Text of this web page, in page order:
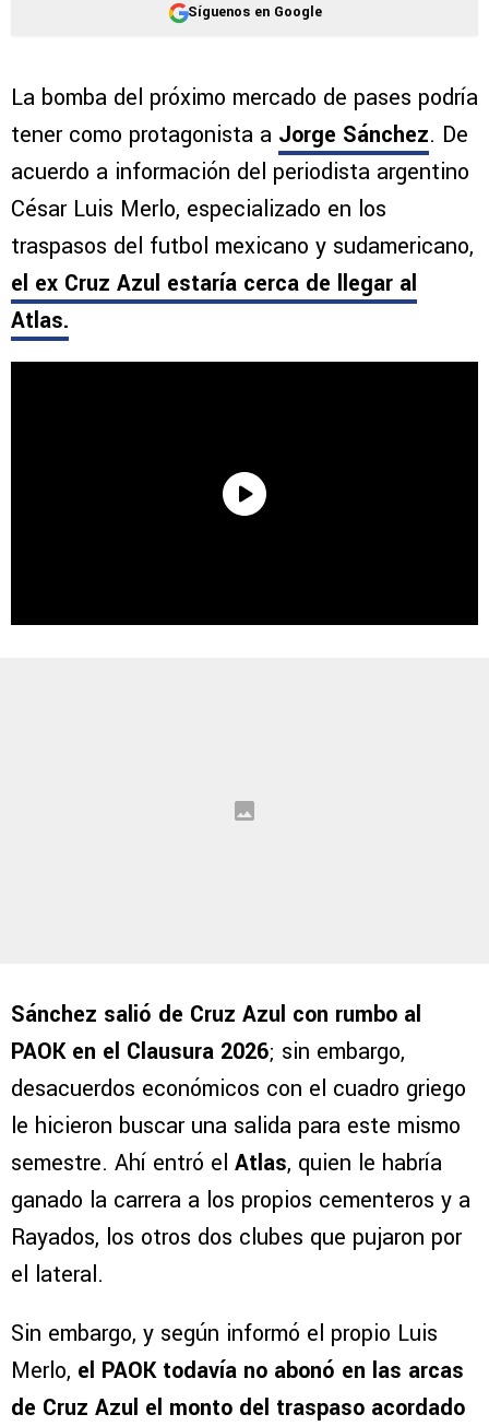
Síguenos en Google
La bomba del próximo mercado de pases podría
tener como protagonista a Jorge Sánchez. De
acuerdo a información del periodista argentino
César Luis Merlo, especializado en los
traspasos del futbol mexicano y sudamericano,
el ex Cruz Azul estaría cerca de llegar al
Atlas.
Sánchez salió de Cruz Azul con rumbo al
PAOK en el Clausura 2026; sin embargo,
desacuerdos económicos con el cuadro griego
le hicieron buscar una salida para este mismo
semestre. Ahí entró el Atlas, quien le habría
ganado la carrera a los propios cementeros y a
Rayados, los otros dos clubes que pujaron por
el lateral.
Sin embargo, y según informó el propio Luis
Merlo, el PAOK todavía no abonó en las arcas
de Cruz Azul el monto del traspaso acordado